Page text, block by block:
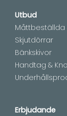
Utbud
Skjutdörrar
Bänkskivor
Handtag &
Erbjudande